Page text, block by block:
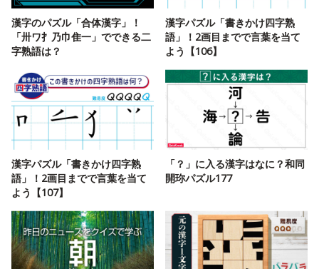
漢字のパズル「合体漢字」！
「卅ワ扌乃巾隹一」でできる二
字熟語は？
漢字パズル「書きかけ四字熟
語」！2画目までで言葉を当て
よう【106】
漢字パズル「書きかけ四字熟
語」！2画目までで言葉を当て
よう【107】
「？」に入る漢字はなに？和同
開珎パズル177